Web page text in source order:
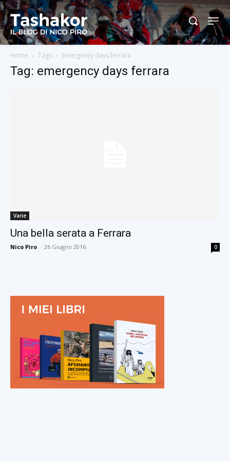
Home Tags Emergency days ferrara
Tag: emergency days ferrara
Varie
Una bella serata a Ferrara
Nico Piro - 26 Giugno 2016 0